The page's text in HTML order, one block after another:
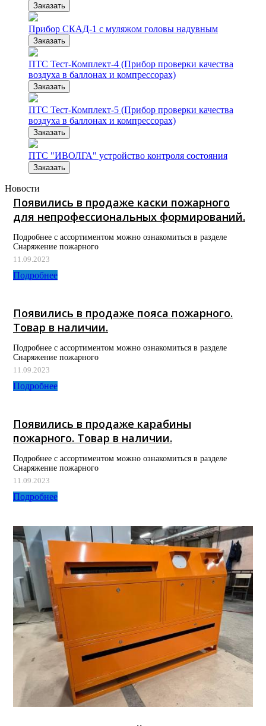
Заказать
Прибор СКАД-1 с муляжом головы надувным
Заказать
ПТС Тест-Комплект-4 (Прибор проверки качества
воздуха в баллонах и компрессорах)
Заказать
ПТС Тест-Комплект-5 (Прибор проверки качества
воздуха в баллонах и компрессорах)
Заказать
ПТС "ИВОЛГА" устройство контроля состояния
Заказать
Новости
Появились в продаже каски пожарного
для непрофессиональных формирований.
Подробнее с ассортиментом можно ознакомиться в разделе
Снаряжение пожарного
11.09.2023
Подробнее
Появились в продаже пояса пожарного.
Товар в наличии.
Подробнее с ассортиментом можно ознакомиться в разделе
Снаряжение пожарного
11.09.2023
Подробнее
Появились в продаже карабины
пожарного. Товар в наличии.
Подробнее с ассортиментом можно ознакомиться в разделе
Снаряжение пожарного
11.09.2023
Подробнее